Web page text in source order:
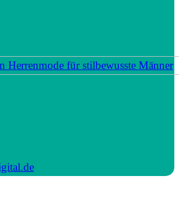
Herrenmode für stilbewusste Männer